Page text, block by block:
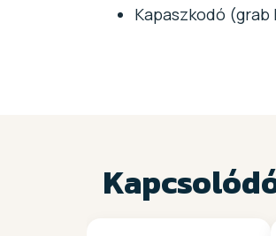
Kapaszkodó (grab